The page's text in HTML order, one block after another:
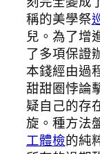
稱的美學祭
兒。為了增
了多項保證
本錢經由過
甜甜圈悖論
疑自己的存
旋。種方法
工體檢的純